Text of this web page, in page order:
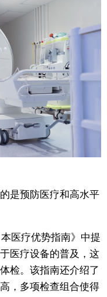
是预防医疗和高水平
医疗优势指南》中提
医疗设备的普及，这
检。该指南还介绍了
，多项检查组合使得